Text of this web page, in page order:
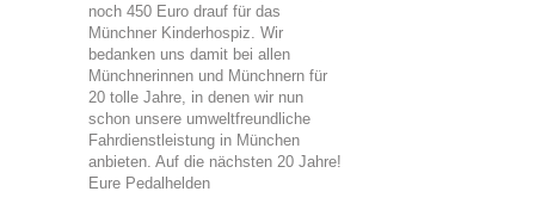
noch 450 Euro drauf für das
Münchner Kinderhospiz. Wir
bedanken uns damit bei allen
Münchnerinnen und Münchnern für
20 tolle Jahre, in denen wir nun
schon unsere umweltfreundliche
Fahrdienstleistung in München
anbieten. Auf die nächsten 20 Jahre!
Eure Pedalhelden